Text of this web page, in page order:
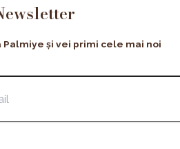
și vei primi cele mai noi